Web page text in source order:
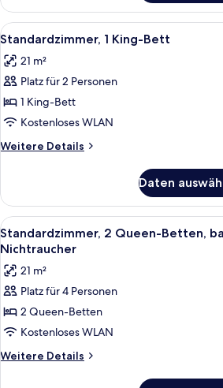
2 Queen-
Betten,
Nichtraucher
Alle
Fotos
für
Standardzimmer,
1 King-
Bett
anzeigen
Ein
11
Standardzimmer, 1 King-Bett
21 m²
Platz für 2 Personen
1 King-Bett
Kostenloses WLAN
Weitere Details
Weitere
1 King-
Bett
Daten
Alle
Fotos
für
Standardzimmer,
2 Queen-
Betten,
barrierefrei,
Nichtraucher
Ein
14
Standardzimmer, 2 Queen-Betten,
Nichtraucher
21 m²
Platz für 4 Personen
2 Queen-Betten
Kostenloses WLAN
Weitere Details
Weitere